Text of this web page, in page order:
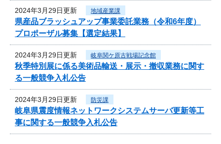
2024年3月29日更新 地域産業課
県産品ブラッシュアップ事業委託業務（令和6年度）
プロポーザル募集【選定結果】
2024年3月29日更新 岐阜関ケ原古戦場記念館
秋季特別展に係る美術品輸送・展示・撤収業務に関す
る一般競争入札公告
2024年3月29日更新 防災課
岐阜県震度情報ネットワークシステムサーバ更新等工
事に関する一般競争入札公告